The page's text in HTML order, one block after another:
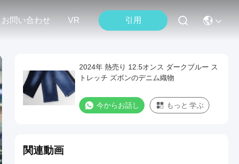
お問い合わせ VR 引用
2024年 熱売り 12.5オンス ダークブルー ス
トレッチ ズボンのデニム織物
今からお話し もっと 学ぶ
関連動画